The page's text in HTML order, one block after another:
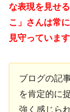
な表現を見せ
こ」さんは常
見守っています
ブログの記
を肯定的に
強く感じら